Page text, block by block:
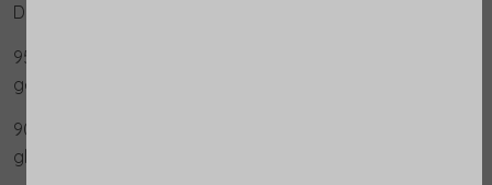
DIRECT:
95% van de vrouwen voelt dat de huid beter
gehydrateerd is*
90% van de vrouwen meent dat de huid zachter en
gladder is*